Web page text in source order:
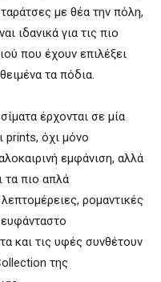
με θέα την πόλη,
ιδανικά για τις πιο
που έχουν επιλέξει
τα πόδια.
έρχονται σε μία
όχι μόνο
εμφάνιση, αλλά
τα πιο απλά
ρομαντικές
και τις υφές συνθέτουν
της